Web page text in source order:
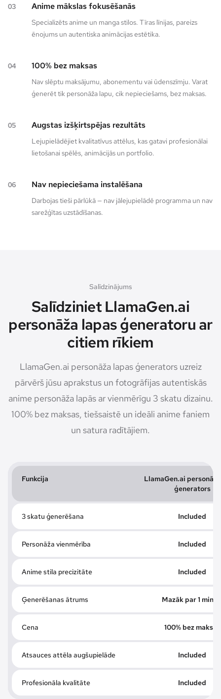
03 Anime mākslas fokusēšanās
Specializēts anime un manga stilos. Tīras līnijas, pareizs
ēnojums un autentiska animācijas estētika.
04 100% bez maksas
Nav slēptu maksājumu, abonementu vai ūdenszīmju. Varat
ģenerēt tik personāža lapu, cik nepieciešams, bez maksas.
05 Augstas izšķirtspējas rezultāts
Lejupielādējiet kvalitatīvus attēlus, kas gatavi profesionālai
lietošanai spēlēs, animācijās un portfolio.
06 Nav nepieciešama instalēšana
Darbojas tieši pārlūkā — nav jālejupielādē programma un nav
sarežģītas uzstādīšanas.
Salīdzinājums
Salīdziniet LlamaGen.ai
personāža lapas ģeneratoru ar
citiem rīkiem
LlamaGen.ai personāža lapas ģenerators uzreiz
pārvērš jūsu aprakstus un fotogrāfijas autentiskās
anime personāža lapās ar vienmērīgu 3 skatu dizainu.
100% bez maksas, tiešsaistē un ideāli anime faniem
un satura radītājiem.
Funkcija
LlamaGen.ai
ģenerators
3 skatu ģenerēšana Included
Personāža vienmērība Included
Anime stila precizitāte Included
Ģenerēšanas ātrums Mazāk par 1
Cena 100% bez maksas
Atsauces attēla augšupielāde Included
Profesionāla kvalitāte Included